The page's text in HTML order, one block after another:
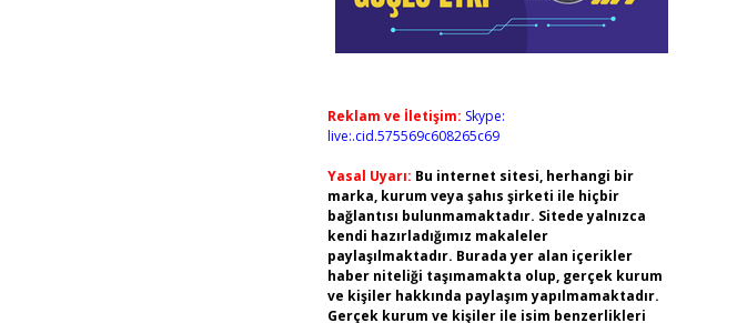
Reklam ve İletişim: Skype:
live:.cid.575569c608265c69
Yasal Uyarı: Bu internet sitesi, herhangi bir
marka, kurum veya şahıs şirketi ile hiçbir
bağlantısı bulunmamaktadır. Sitede yalnızca
kendi hazırladığımız makaleler
paylaşılmaktadır. Burada yer alan içerikler
haber niteliği taşımamakta olup, gerçek kurum
ve kişiler hakkında paylaşım yapılmamaktadır.
Gerçek kurum ve kişiler ile isim benzerlikleri